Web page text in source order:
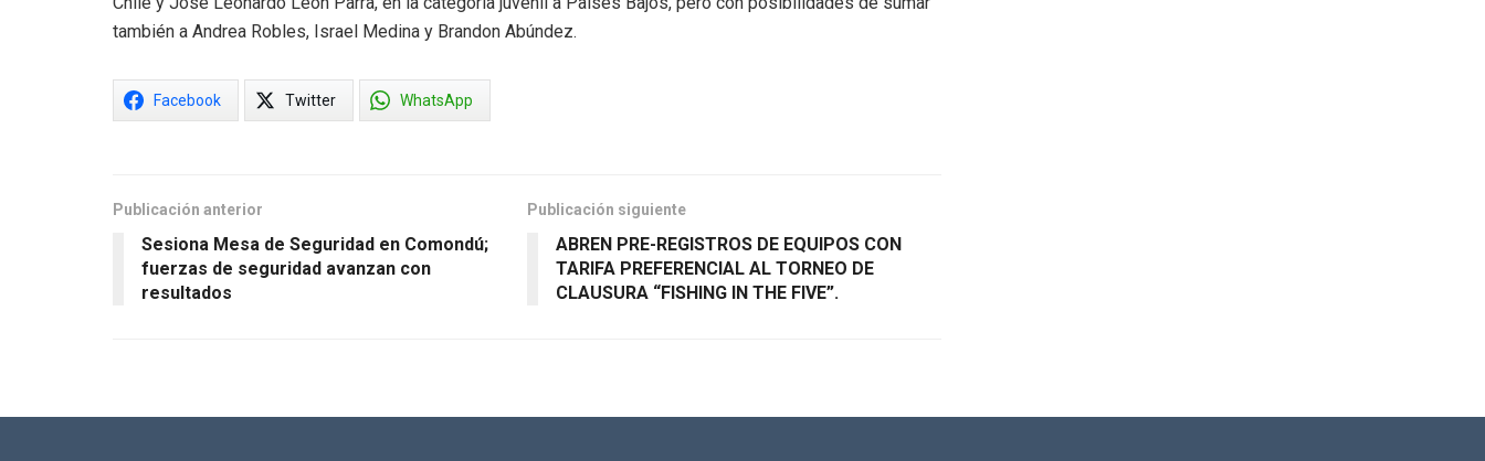
también a Andrea Robles, Israel Medina y Brandon Abúndez.
Facebook Twitter WhatsApp
Publicación anterior
Sesiona Mesa de Seguridad en Comondú;
fuerzas de seguridad avanzan con
resultados
Publicación siguiente
ABREN PRE-REGISTROS DE EQUIPOS CON
TARIFA PREFERENCIAL AL TORNEO DE
CLAUSURA “FISHING IN THE FIVE”.